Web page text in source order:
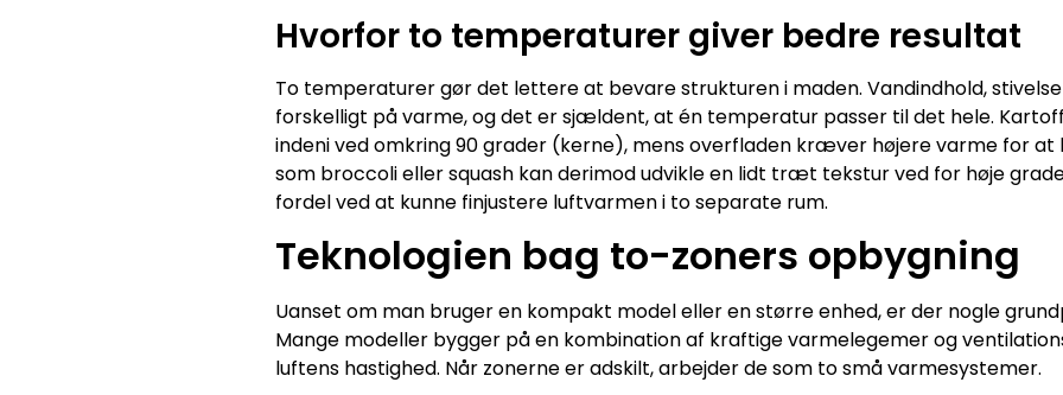
Hvorfor to temperaturer giver bedre resultat
To temperaturer gør det lettere at bevare strukturen i maden. Vandindhold,
forskelligt på varme, og det er sjældent, at én temperatur passer til det hele.
indeni ved omkring 90 grader (kerne), mens overfladen kræver højere varme for at
som broccoli eller squash kan derimod udvikle en lidt træt tekstur ved for høje
fordel ved at kunne finjustere luftvarmen i to separate rum.
Teknologien bag to-zoners opbygning
Uanset om man bruger en kompakt model eller en større enhed, er der nogle
Mange modeller bygger på en kombination af kraftige varmelegemer og
luftens hastighed. Når zonerne er adskilt, arbejder de som to små varmesystemer.